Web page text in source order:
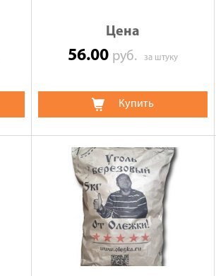
Цена
56.00 руб.за штуку
Купить